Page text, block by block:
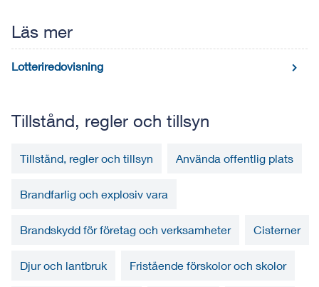
Läs mer
Lotteriredovisning
Tillstånd, regler och tillsyn
Tillstånd, regler och tillsyn Använda offentlig plats
Brandfarlig och explosiv vara
Brandskydd för företag och verksamheter Cisterner
Djur och lantbruk Fristående förskolor och skolor